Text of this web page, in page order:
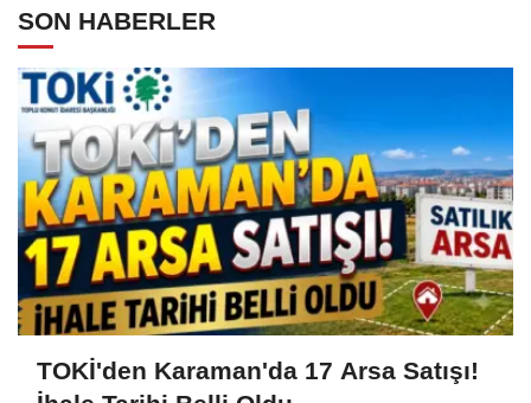
SON HABERLER
TOKİ'den Karaman'da 17 Arsa Satışı!